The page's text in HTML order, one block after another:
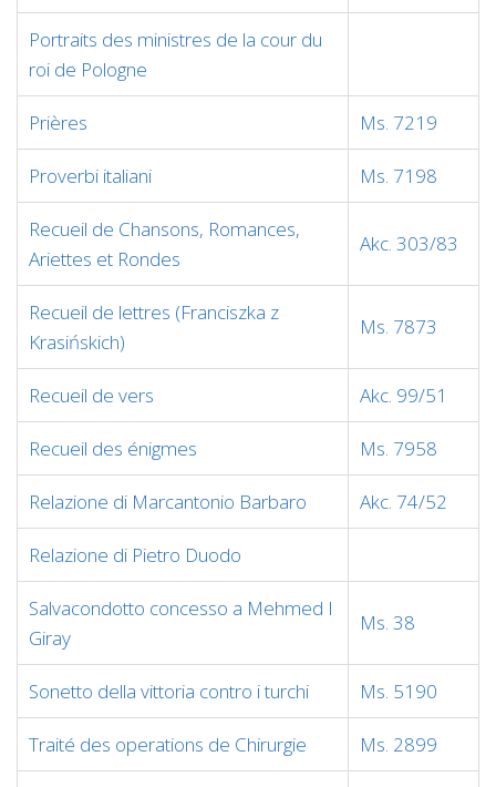
Portraits des ministres de la cour du
roi de Pologne
Prières Ms. 7219
Proverbi italiani Ms. 7198
Recueil de Chansons, Romances,
Ariettes et Rondes
Akc. 303/83
Recueil de lettres (Franciszka z
Krasińskich)
Ms. 7873
Recueil de vers Akc. 99/51
Recueil des énigmes Ms. 7958
Relazione di Marcantonio Barbaro Akc. 74/52
Relazione di Pietro Duodo
Salvacondotto concesso a Mehmed I
Giray
Ms. 38
Sonetto della vittoria contro i turchi Ms. 5190
Traité des operations de Chirurgie Ms. 2899